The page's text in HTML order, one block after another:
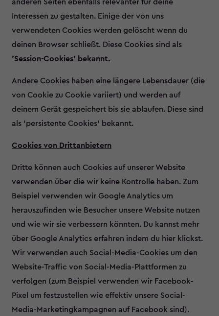
anderen Seiten ebenfalls relevanter für deine
Interessen zu gestalten. Einige der von uns
verwendeten Cookies werden gelöscht wenn du
deinen Browser schließt. Diese Cookies sind als
'Session-Cookies' bekannt.
Andere Cookies haben eine längere Lebensdauer (die
von Cookie zu Cookie variiert) und werden auf
deinem Gerät gespeichert bis sie ablaufen. Diese sind
als 'persistente Cookies' bekannt.
Cookies von Drittanbietern
Dritte können auch Cookies auf unserer Website
verwenden über die wir keine Kontrolle haben. Zum
Beispiel verwenden wir Google Analytics um
herauszufinden wie Besucher unsere Website nutzen
und wie wir sie verbessern könnten. Du kannst mehr
über Google Analytics erfahren indem du hier klickst.
Wir verwenden auch Social-Media-Cookies um den
Website-Traffic von Social-Media-Plattformen zu
verfolgen (zum Beispiel verwenden wir Facebook-
Pixel um festzustellen wie effektiv unsere Social-
Media-Marketingkampagnen auf Facebook sind).